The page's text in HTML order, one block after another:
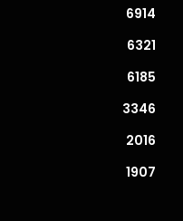
6914
6321
6185
3346
2016
1907